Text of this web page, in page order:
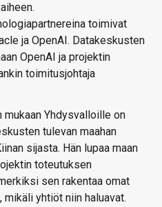
toimivat
ja OpenAI. Datakeskusten
OpenAI ja projektin
toimitusjohtaja
mukaan Yhdysvalloille on
tulevan maahan
sijasta. Hän lupaa maan
toteutuksen
sen rakentaa omat
yhtiöt niin haluavat.